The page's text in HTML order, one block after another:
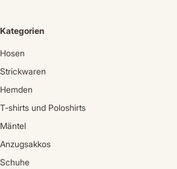
Kategorien
Hosen
Strickwaren
Hemden
T-shirts und Poloshirts
Mäntel
Anzugsakkos
Schuhe